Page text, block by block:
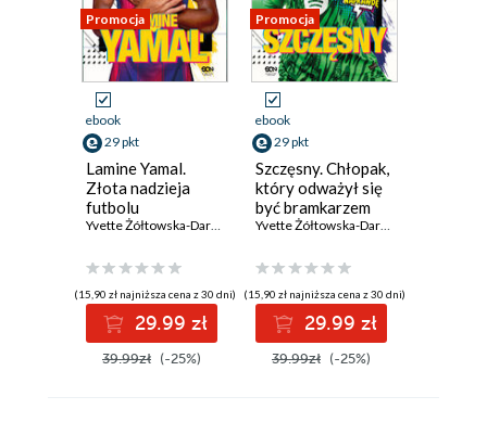
Promocja
ebook
29 pkt
Lamine Yamal.
Złota nadzieja
futbolu
Yvette Żółtowska-Darska Jacek Sarzało
(15,90 zł najniższa cena z 30 dni)
29.99 zł
39.99zł (-25%)
Promocja
ebook
29 pkt
Szczęsny. Chłopak,
który odważył się
być bramkarzem
Yvette Żółtowska-Darska
(15,90 zł najniższa cena z 30 dni)
29.99 zł
39.99zł (-25%)